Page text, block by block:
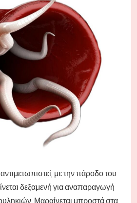
με την πάροδο του
δεξαμενή για αναπαραγωγή
Μαραίνεται μπροστά στα